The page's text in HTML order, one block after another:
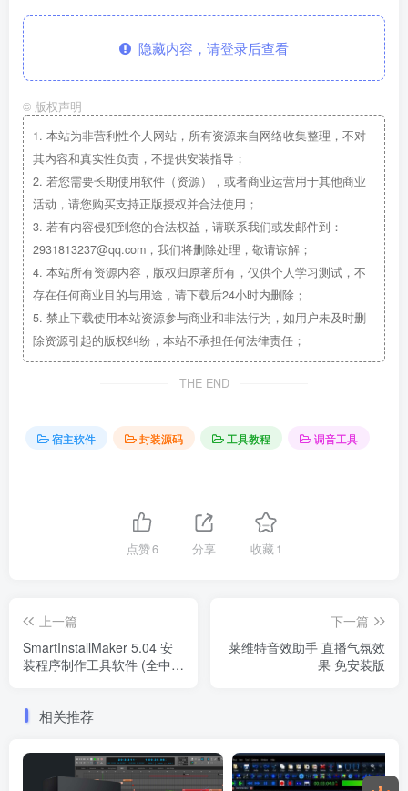
隐藏内容，请登录后查看
© 版权声明
1. 本站为非营利性个人网站，所有资源来自网络收集整理，不对
其内容和真实性负责，不提供安装指导；
2. 若您需要长期使用软件（资源），或者商业运营用于其他商业
活动，请您购买支持正版授权并合法使用；
3. 若有内容侵犯到您的合法权益，请联系我们或发邮件到：
2931813237@qq.com，我们将删除处理，敬请谅解；
4. 本站所有资源内容，版权归原著所有，仅供个人学习测试，不
存在任何商业目的与用途，请下载后24小时内删除；
5. 禁止下载使用本站资源参与商业和非法行为，如用户未及时删
除资源引起的版权纠纷，本站不承担任何法律责任；
THE END
宿主软件 封装源码 工具教程 调音工具
点赞6 分享 收藏 1
上一篇
SmartInstallMaker 5.04 安
装程序制作工具软件 (全中
下一篇
莱维特音效助手 直播气氛效
果 免安装版
相关推荐